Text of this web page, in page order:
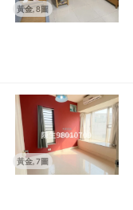
黃金, 8圖
黃金, 7圖